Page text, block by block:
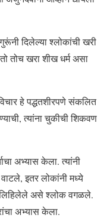
दिलेल्या श्लोकांची खरी
खरा शीख धर्म असा
हे पद्धतशीरपणे संकलित
त्यांना चुकीची शिकवण
अभ्यास केला. त्यांनी
इतर लोकांनी मध्ये
लिहिलेले असे श्लोक वगळले.
अभ्यास केला.